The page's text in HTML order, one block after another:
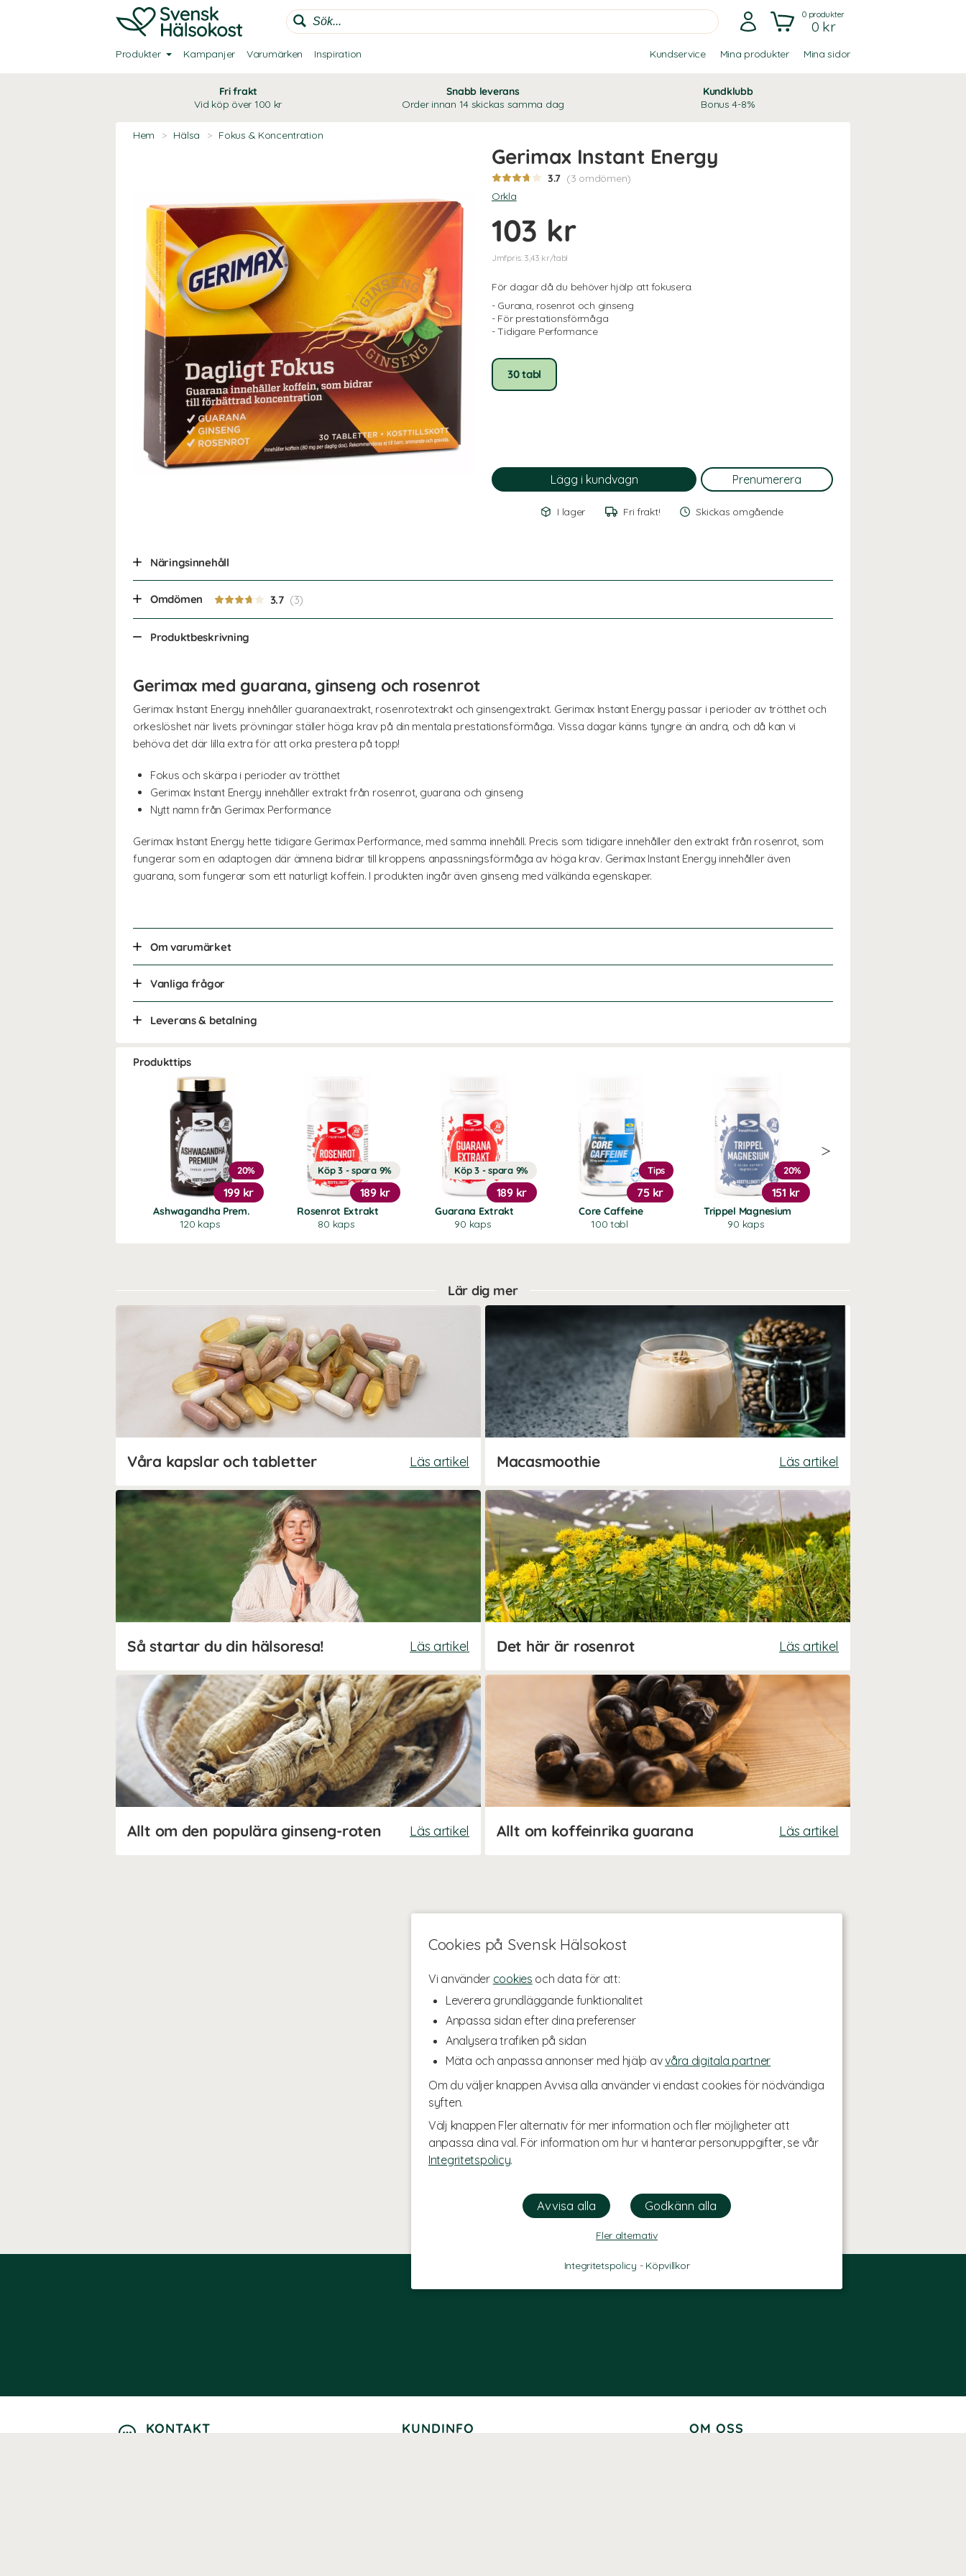
Cookies på Svensk Hälsokost
Vi använder cookies och data för att:
Leverera grundläggande funktionalitet
Anpassa sidan efter dina preferenser
Analysera trafiken på sidan
Mäta och anpassa annonser med hjälp avvåra digitala partner
Om du väljer knappen Avvisa alla använder vi endast cookies för nödvändiga
syften.
Välj knappen Fler alternativ för mer information och fler möjligheter att
anpassa dina val. För information om hur vi hanterar personuppgifter, se vår
Integritetspolicy.
Fler alternativ
Integritetspolicy - Köpvillkor
0produkter
0 kr
Produkter Kampanjer Varumärken Inspiration Kundservice Mina produkter Mina sidor
Fri frakt
Vid köp över 100 kr
Snabb leverans
Order innan 14 skickas samma dag
Kundklubb
Bonus 4-8%
Hem > Hälsa > Fokus & Koncentration
Gerimax Instant Energy
3.7 (3 omdömen)
Orkla
103 kr
Jmfpris: 3,43 kr/tabl
För dagar då du behöver hjälp att fokusera.
- Gurana, rosenrot och ginseng
- För prestationsförmåga
- Tidigare Performance
30 tabl
I lager Fri frakt! Skickas omgående
Näringsinnehåll
Omdömen 3.7
Produktbeskrivning
Gerimax med guarana, ginseng och rosenrot
Gerimax Instant Energy innehåller guaranaextrakt, rosenrotextrakt och ginsengextrakt. Gerimax Instant Energy passar i perioder av trötthet och
orkeslöshet när livets prövningar ställer höga krav på din mentala prestationsförmåga. Vissa dagar känns tyngre än andra, och då kan vi
behöva det där lilla extra för att orka prestera på topp!
Fokus och skärpa i perioder av trötthet
Gerimax Instant Energy innehåller extrakt från rosenrot, guarana och ginseng
Nytt namn från Gerimax Performance
Gerimax Instant Energy hette tidigare Gerimax Performance, med samma innehåll. Precis som tidigare innehåller den extrakt från rosenrot, som
fungerar som en adaptogen där ämnena bidrar till kroppens anpassningsförmåga av höga krav. Gerimax Instant Energy innehåller även
guarana, som fungerar som ett naturligt koffein. I produkten ingår även ginseng med välkända egenskaper.
Om varumärket
Vanliga frågor
Leverans & betalning
Produkttips
Ashwagandha Prem.
120 kaps
20%
199 kr
Rosenrot Extrakt
80 kaps
Köp 3 - spara 9%
189 kr
Guarana Extrakt
90 kaps
Köp 3 - spara 9%
189 kr
Core Caffeine
100 tabl
Tips
75 kr
Trippel Magnesium
90 kaps
20%
151 kr
Lär dig mer
Våra kapslar och tabletter Läs artikel Macasmoothie Läs artikel
Så startar du din hälsoresa! Läs artikel Det här är rosenrot Läs artikel
Allt om den populära ginseng-roten Läs artikel Allt om koffeinrika guarana Läs artikel
KONTAKT KUNDINFO OM OSS